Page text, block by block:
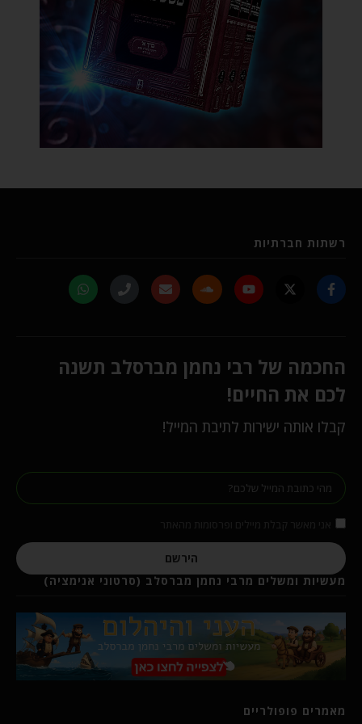
רשתות חברתיות
החכמה של רבי נחמן מברסלב תשנה
לכם את החיים!
קבלו אותה ישירות לתיבת המייל!
אני מאשר קבלת מיילים ופרסומות מהאתר
הירשם
מעשיות ומשלים מרבי נחמן מברסלב (סרטוני אנימציה)
מאמרים פופולריים